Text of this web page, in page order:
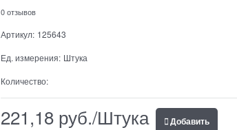
0 отзывов
Артикул: 125643
Ед. измерения: Штука
Количество:
221,18 руб./Штука Добавить